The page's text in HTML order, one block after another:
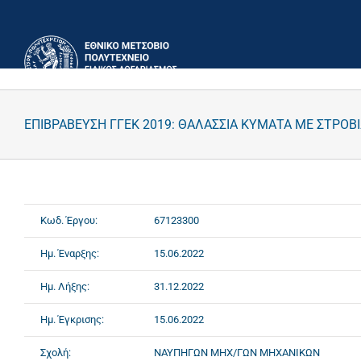
περιεχόμενο
ΕΠΙΒΡΑΒΕΥΣΗ ΓΓΕΚ 2019: ΘΑΛΑΣΣΙΑ ΚΥΜΑΤΑ ΜΕ
Κωδ. Έργου: 67123300
Ημ. Έναρξης: 15.06.2022
Ημ. Λήξης: 31.12.2022
Ημ. Έγκρισης: 15.06.2022
Σχολή: ΝΑΥΠΗΓΩΝ ΜΗΧ/ΓΩΝ ΜΗΧΑΝΙΚΩΝ